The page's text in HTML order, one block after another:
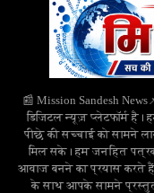
📰 Mission Sandesh
डिजिटल न्यूज़ प्लेटफॉर्म है।
पीछे की सच्चाई को सामने
मिल सके। हम जनहित
आवाज बनने का प्रयास करते
के साथ आपके सामने प्रस्तुत